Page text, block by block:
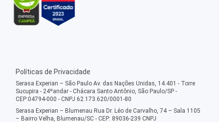
Políticas de Privacidade
Serasa Experian – São Paulo Av. das Nações Unidas, 14.401 - Torre
Sucupira - 24ºandar - Chácara Santo Antônio, São Paulo/SP -
CEP:04794-000 - CNPJ 62.173.620/0001-80
Serasa Experian – Blumenau Rua Dr. Léo de Carvalho, 74 – Sala 1105
– Bairro Velha, Blumenau/SC - CEP: 89036-239 CNPJ